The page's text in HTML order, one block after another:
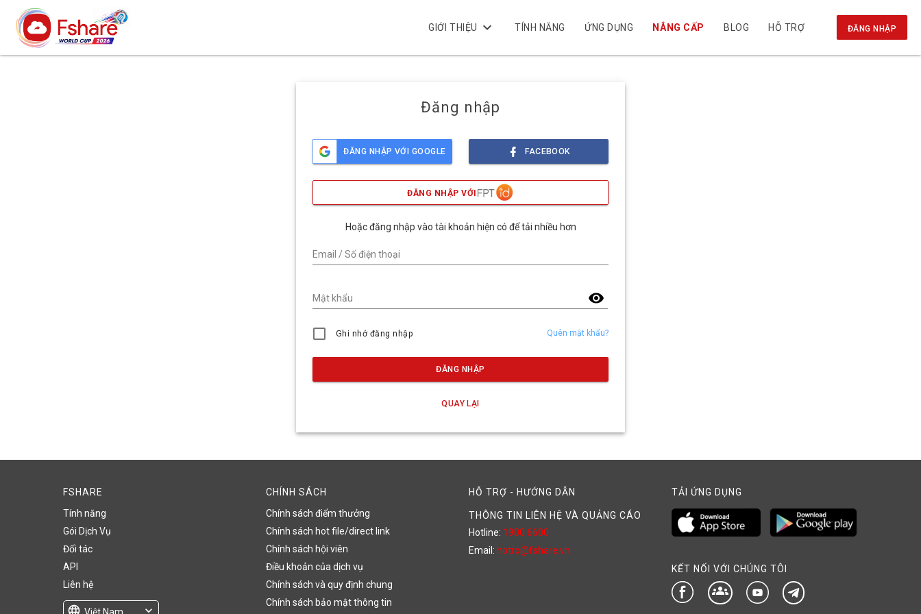
GIỚI THIỆU keyboard_arrow_down TÍNH NĂNG ỨNG DỤNG NÂNG CẤP BLOG HỖ TRỢ ĐĂNG NHẬP
Đăng nhập
ĐĂNG NHẬP VỚI GOOGLE FACEBOOK
ĐĂNG NHẬP VỚI
Hoặc đăng nhập vào tài khoản hiện có để tải nhiều hơn
Email / Số điện thoại
visibility
Mật khẩu
Ghi nhớ đăng nhập Quên mật khẩu?
ĐĂNG NHẬP
QUAY LẠI
FSHARE
Tính năng
Gói Dịch Vụ
Đối tác
API
Liên hệ
language Việt Nam expand_more
CHÍNH SÁCH
Chính sách điểm thưởng
Chính sách hot file/direct link
Chính sách hội viên
Điều khoản của dịch vụ
Chính sách và quy định chung
Chính sách bảo mật thông tin
HỖ TRỢ - HƯỚNG DẪN
THÔNG TIN LIÊN HỆ VÀ QUẢNG CÁO
Hotline: 1900 6600
Email: hotro@fshare.vn
TẢI ỨNG DỤNG
KẾT NỐI VỚI CHÚNG TÔI
groups